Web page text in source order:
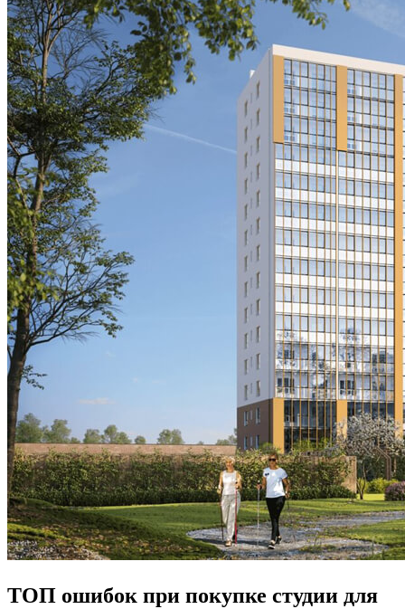
ТОП ошибок при покупке студии для